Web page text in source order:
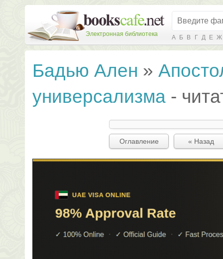
Электронная библиотека А Б В Г Д Е Ж
Бадью Ален »
универсализма -
Оглавление « Назад